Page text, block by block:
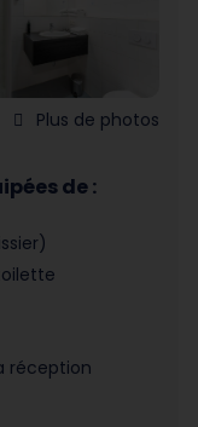
Plus de photos
de :
réception